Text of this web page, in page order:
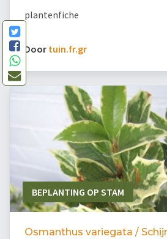
plantenfiche
Door tuin.fr.gr
BEPLANTING OP STAM
Osmanthus variegata /